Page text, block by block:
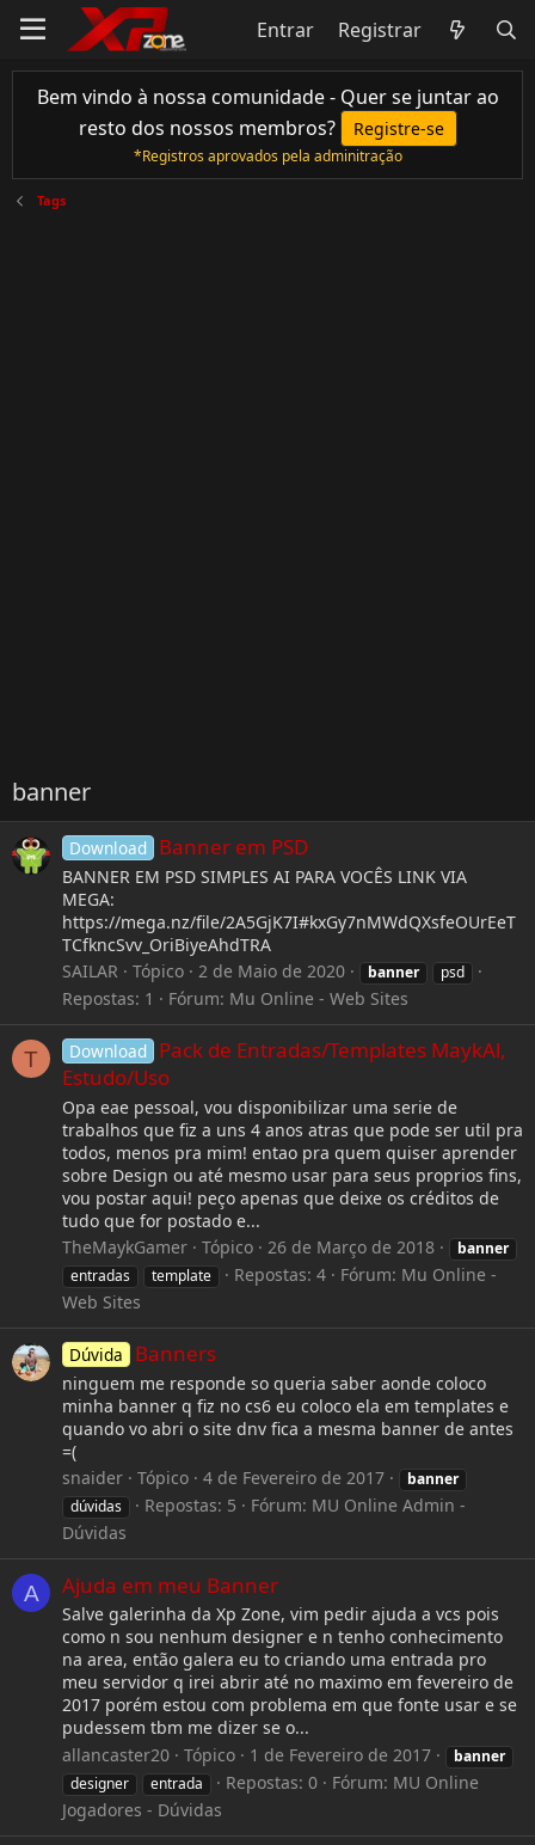
Entrar Registrar
Bem vindo à nossa comunidade - Quer se juntar ao
resto dos nossos membros?
Registre-se
*Registros aprovados pela adminitração
Tags
banner
Download Banner em PSD
BANNER EM PSD SIMPLES AI PARA VOCÊS LINK VIA
MEGA:
https://mega.nz/file/2A5GjK7I#kxGy7nMWdQXsfeOUrEeT
TCfkncSvv_OriBiyeAhdTRA
SAILAR
Tópico 2 de Maio de 2020 banner psd
Repostas: 1 Fórum: Mu Online - Web Sites
T Download Pack de Entradas/Templates MaykAl,
Estudo/Uso
Opa eae pessoal, vou disponibilizar uma serie de
trabalhos que fiz a uns 4 anos atras que pode ser util pra
todos, menos pra mim! entao pra quem quiser aprender
sobre Design ou até mesmo usar para seus proprios fins,
vou postar aqui! peço apenas que deixe os créditos de
tudo que for postado e...
TheMaykGamer
Tópico 26 de Março de 2018
banner
entradas
template Repostas: 4 Fórum: Mu Online -
Web Sites
Dúvida Banners
ninguem me responde so queria saber aonde coloco
minha banner q fiz no cs6 eu coloco ela em templates e
quando vo abri o site dnv fica a mesma banner de antes
=(
snaider
Tópico 4 de Fevereiro de 2017
banner
dúvidas
Repostas: 5 Fórum: MU Online Admin -
Dúvidas
A Ajuda em meu Banner
Salve galerinha da Xp Zone, vim pedir ajuda a vcs pois
como n sou nenhum designer e n tenho conhecimento
na area, então galera eu to criando uma entrada pro
meu servidor q irei abrir até no maximo em fevereiro de
2017 porém estou com problema em que fonte usar e se
pudessem tbm me dizer se o...
allancaster20
Tópico 1 de Fevereiro de 2017
banner
designer
entrada Repostas: 0 Fórum: MU Online
Jogadores - Dúvidas